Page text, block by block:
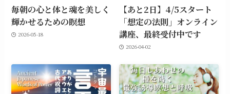
毎朝の心と体と魂を美しく
輝かせるための瞑想
2026-05-18
【あと2日】4/5スタート
「想定の法則」オンライン
講座、最終受付中です
2026-04-02